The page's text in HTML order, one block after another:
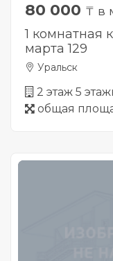
80 000 ₸ в
1 комнатная
марта 129
Уральск
2 этаж 5
общая